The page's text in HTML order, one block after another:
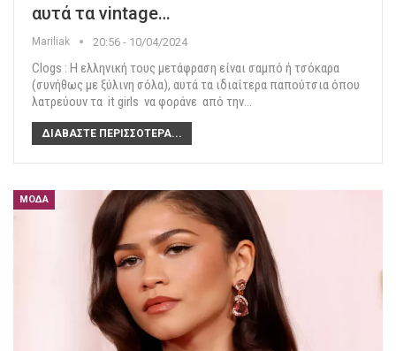
αυτά τα vintage…
Mariliak 20:56 - 10/04/2024
Clogs : Η ελληνική τους μετάφραση είναι σαμπό ή τσόκαρα
(συνήθως με ξύλινη σόλα), αυτά τα ιδιαίτερα παπούτσια όπου
λατρεύουν τα it girls να φοράνε από την…
ΔΙΑΒΆΣΤΕ ΠΕΡΙΣΣΌΤΕΡΑ...
ΜΌΔΑ